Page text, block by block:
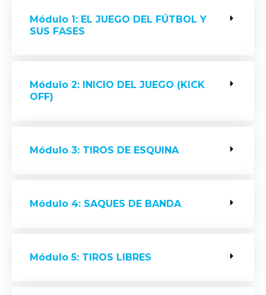
Módulo 1: EL JUEGO DEL FÚTBOL Y
SUS FASES
Módulo 2: INICIO DEL JUEGO (KICK
OFF)
Módulo 3: TIROS DE ESQUINA
Módulo 4: SAQUES DE BANDA
Módulo 5: TIROS LIBRES